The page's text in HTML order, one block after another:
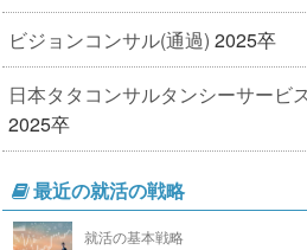
ビジョンコンサル(通過) 2025卒
日本タタコンサルタンシーサービ
2025卒
最近の就活の戦略
就活の基本戦略